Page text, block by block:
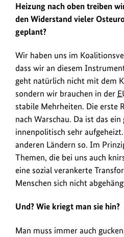
Heizung nach oben treiben
den Widerstand vieler
geplant?
Wir haben uns im
dass wir an diesem
geht natürlich nicht mit dem
sondern wir brauchen in der
stabile Mehrheiten. Die erste
nach Warschau. Da ist das
innenpolitisch sehr
anderen Ländern so. Im
Themen, die bei uns auch
eine sozial verankerte
Menschen sich nicht
Und? Wie kriegt man sie hin?
Man muss immer auch